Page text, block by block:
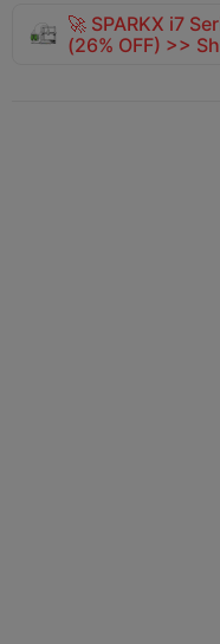
🚀 SPARKX i7
(26% OFF) >>